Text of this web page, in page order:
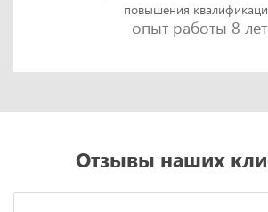
повышения
опыт работы 8 лет
Отзывы наших